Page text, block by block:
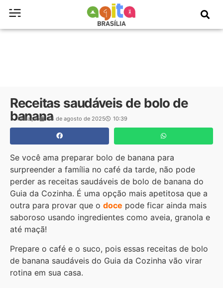
Receitas saudáveis de bolo de
banana
Redação 24 de agosto de 2025 10:39
Se você ama preparar bolo de banana para
surpreender a família no café da tarde, não pode
perder as receitas saudáveis de bolo de banana do
Guia da Cozinha. É uma opção mais apetitosa que a
outra para provar que o doce pode ficar ainda mais
saboroso usando ingredientes como aveia, granola e
até maçã!
Prepare o café e o suco, pois essas receitas de bolo
de banana saudáveis do Guia da Cozinha vão virar
rotina em sua casa.